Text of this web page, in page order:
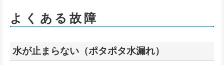
よくある故障
水が止まらない（ポタポタ水漏れ）